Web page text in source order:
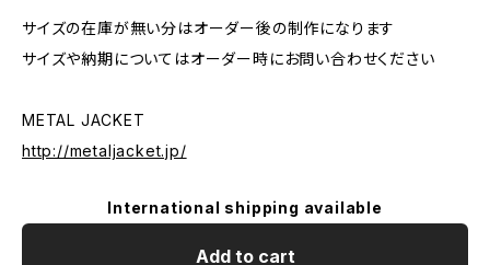
サイズの在庫が無い分はオーダー後の制作になります
サイズや納期についてはオーダー時にお問い合わせください
METAL JACKET
http://metaljacket.jp/
International shipping available
Add to cart